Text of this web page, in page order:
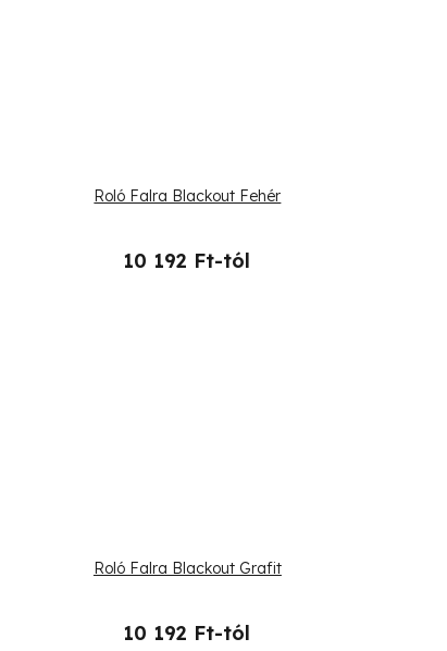
Roló Falra Blackout Fehér
10 192 Ft-tól
Roló Falra Blackout Grafit
10 192 Ft-tól